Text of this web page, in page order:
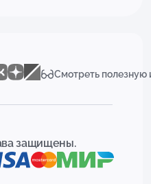
Смотреть
защищены.